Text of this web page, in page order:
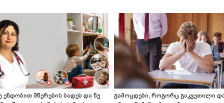
ენდობით მწერების ბადეს და ნუ
გამოცდები, როგორც გაკვეთილი